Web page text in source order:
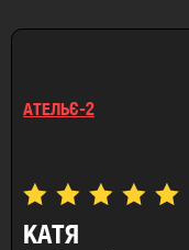
АТЕЛЬЄ-2
КАТЯ